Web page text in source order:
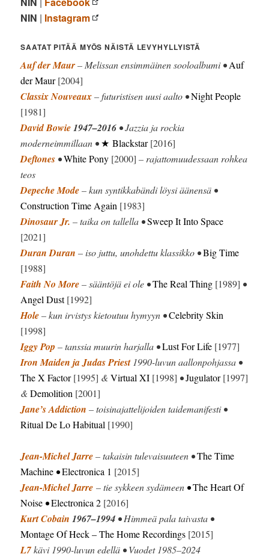
NIN | Instagram
SAATAT PITÄÄ MYÖS NÄISTÄ LEVYHYLLYISTÄ
Auf der Maur– Melissan ensimmäinen sooloalbumi •Auf
der Maur[2004]
Classix Nouveaux– futuristisen uusi aalto •Night People
[1981]
David Bowie1947–2016 • Jazzia ja rockia
moderneimmillaan •★ Blackstar[2016]
Deftones •White Pony [2000] – rajattomuudessaan rohkea
teos
Depeche Mode– kun syntikkabändi löysi äänensä •
Construction Time Again [1983]
Dinosaur Jr. – taika on tallella •Sweep It Into Space
[2021]
Duran Duran – iso juttu, unohdettu klassikko •Big Time
[1988]
Faith No More– sääntöjä ei ole •The Real Thing [1989] •
Angel Dust[1992]
Hole– kun irvistys kietoutuu hymyyn •Celebrity Skin
[1998]
Iggy Pop – tanssia muurin harjalla •Lust For Life [1977]
Iron Maiden ja Judas Priest1990-luvun aallonpohjassa •
The X Factor[1995] &Virtual XI [1998] •Jugulator[1997]
&Demolition [2001]
Jane’s Addiction – toisinajattelijoiden taidemanifesti •
Ritual De Lo Habitual [1990]
Jean-Michel Jarre– takaisin tulevaisuuteen •The Time
Machine •Electronica 1 [2015]
Jean-Michel Jarre – tie sykkeen sydämeen •The Heart Of
Noise •Electronica 2 [2016]
Kurt Cobain 1967–1994 • Himmeä pala taivasta •
Montage Of Heck– The Home Recordings [2015]
L7kävi 1990-luvun edellä • Vuodet 1985–2024